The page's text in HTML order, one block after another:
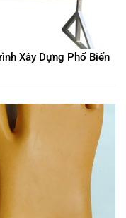
Xây Dựng Phổ Biến